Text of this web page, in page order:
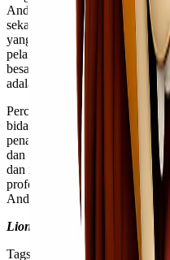
Anda. Dengan Lionel Express,
sekadar jasa pengiriman
yang andal, efisien, dan
pelanggan. Baik Anda
besar, atau pengiriman rutin
adalah solusi terdepan.
Percayakan pengiriman cargo
bidangnya. Hubungi Lionel
penawaran terbaik dan
dan bebas khawatir. Tim kami
dan melaksanakan setiap
profesionalisme. Mari bersama
Anda!
Lionel Express — Kirim
Tags